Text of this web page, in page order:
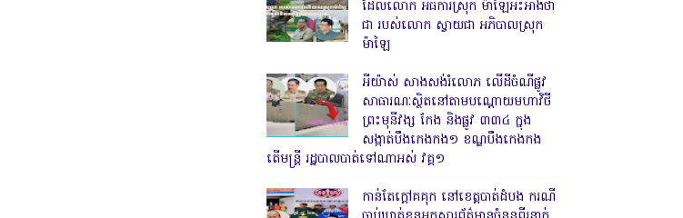
ដែលលោក អធិការស្រុក ម៉ាឡៃអះអាងថា
ជា របស់លោក ស្វាយជា អភិបាលស្រុក
ម៉ាឡៃ
អីយ៉ាស់ សាងសង់រំលោភ លើដីចំណីផ្លូវ
សាធារណៈស្ថិតនៅតាមបណ្ដោយមហាវិថី
ព្រះមុនីវង្ស កែង និងផ្លូវ ៣៣៤ ក្នុង
សង្កាត់បឹងកេងកង១ ខណ្ឌបឹងកេងកង
តើមន្ត្រី រដ្ឋបាលបាត់ទៅណាអស់ វគ្គ១
កាន់តែក្តៅគគុក នៅខេត្តបាត់ដំបង ករណី